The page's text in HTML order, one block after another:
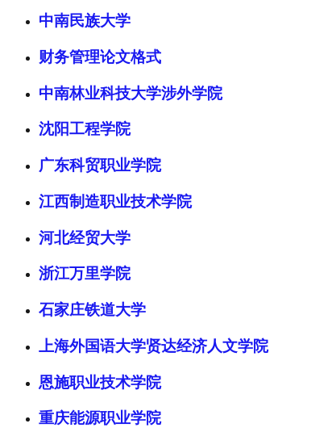
中南民族大学
财务管理论文格式
中南林业科技大学涉外学院
沈阳工程学院
广东科贸职业学院
江西制造职业技术学院
河北经贸大学
浙江万里学院
石家庄铁道大学
上海外国语大学贤达经济人文学院
恩施职业技术学院
重庆能源职业学院